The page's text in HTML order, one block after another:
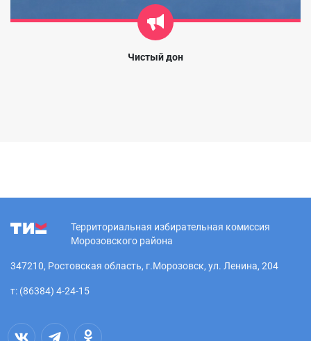
Чистый дон
Территориальная избирательная комиссия
Морозовского района
347210, Ростовская область, г.Морозовск, ул. Ленина, 204
т: (86384) 4-24-15